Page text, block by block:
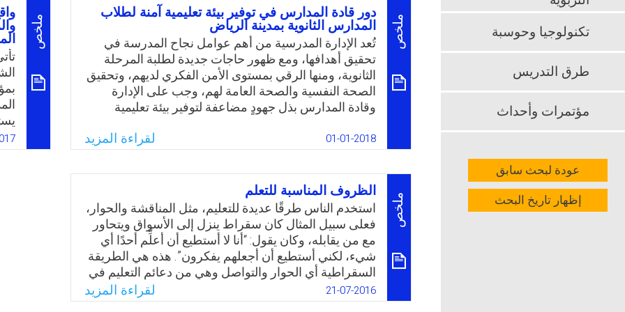
بالسؤال التالي: ما دور مديري المدارس الثانوية الحكومية
بمحافظة جرش في إدارة المنهاج وعلاقته في تحسين البيئة
التعليمية من وجهة نظر المعلمين؟
WhatsApp
Facebook
Twitter
Email
ملخص
دور قادة المدارس في توفير بيئة تعليمية آمنة لطلاب
المدارس الثانوية بمدينة الرياض
تُعد الإدارة المدرسية من أهم عوامل نجاح المدرسة في
تحقيق أهدافها، ومع ظهور حاجات جديدة لطلبة المرحلة
الثانوية، ومنها الرقي بمستوى الأمن الفكري لديهم، وتحقيق
الصحة النفسية والصحة العامة لهم، وجب على الإدارة
وقادة المدارس بذل جهودٍ مضاعفة لتوفير بيئة تعليمية
تمر بفترة تحفها كثير من التحديات، وظهور بعض أصحاب
الأفكار الشاذة والمنحرفة، وحرصًا منها على سلامة الطلاب
وتحقيق الأمن لهم داخل المدرسة وخارجها تحددت مشكلة
الدراسة في السؤال الرئيس التالي: ما دور قادة المدارس
في توفير بيئة تعليمية آمنة لطلاب المرحلة الثانوية بمدينة
الرياض من وجهة نظر معلميهم؟
WhatsApp
Facebook
Twitter
Email
01-01-2018 لقراءة المزيد
ملخص
ملخص
الظروف المناسبة للتعلم
استخدم الناس طرقًا عديدة للتعليم، مثل المناقشة والحوار،
فعلى سبيل المثال كان سقراط ينزل إلى الأسواق ويتحاور
مع من يقابله، وكان يقول: “أنا لا أستطيع أن أعلِّم أحدًا أي
شيء، لكني أستطيع أن أجعلهم يفكرون”. هذه هي الطريقة
السقراطية أي الحوار والتواصل وهي من دعائم التعليم في
العصر الحديث. كما استُخدمت أيضًا طريقة الاكتشاف، فمثلاً
كان جاليليو يقول: “أنت لا تستطيع أن تعلم الشخص أي
21-07-2016 لقراءة المزيد
تكنولوجيا وحوسبة
طرق التدريس
مؤتمرات وأحداث
عودة لبحث سابق
إظهار تاريخ البحث